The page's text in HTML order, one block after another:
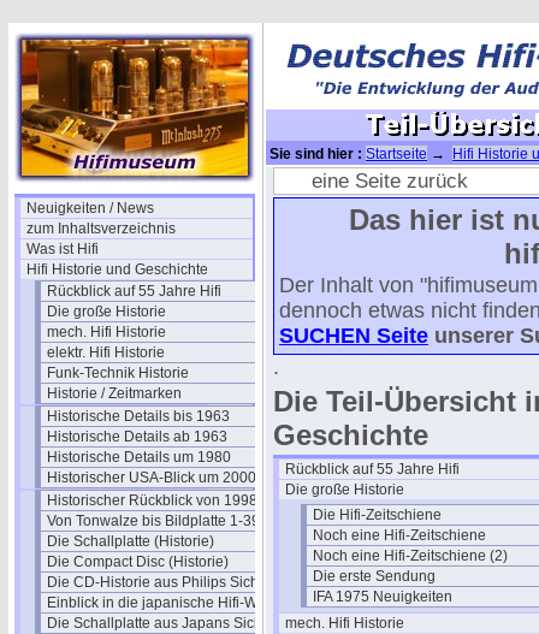
Neuigkeiten / News
zum Inhaltsverzeichnis
Was ist Hifi
Hifi Historie und Geschichte
Rückblick auf 55 Jahre Hifi
Die große Historie
mech. Hifi Historie
elektr. Hifi Historie
Funk-Technik Historie
Historie / Zeitmarken
Historische Details bis 1963
Historische Details ab 1963
Historische Details um 1980
Historischer USA-Blick um 2000
Historischer Rückblick von 1998
Von Tonwalze bis Bildplatte 1-39
Die Schallplatte (Historie)
Die Compact Disc (Historie)
Die CD-Historie aus Philips Sicht
Einblick in die japanische Hifi-Welt
Die Schallplatte aus Japans Sicht
Sie sind hier : Startseite → Hifi Historie
eine Seite zurück
Das hier ist
Der Inhalt von
dennoch etwas nicht
SUCHEN Seite unserer
.
Die Teil-Übersicht
Geschichte
Rückblick auf 55 Jahre Hifi
Die große Historie
Die Hifi-Zeitschiene
Noch eine Hifi-Zeitschiene
Noch eine Hifi-Zeitschiene (2)
Die erste Sendung
IFA 1975 Neuigkeiten
mech. Hifi Historie